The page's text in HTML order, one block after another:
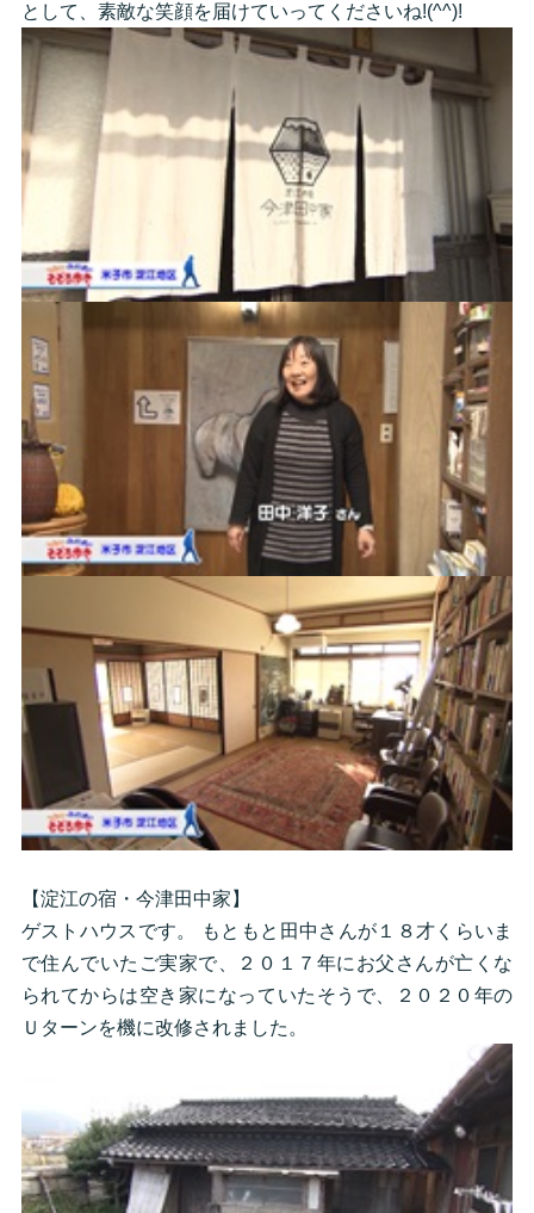
として、素敵な笑顔を届けていってくださいね!(^^)!
【淀江の宿・今津田中家】
ゲストハウスです。 もともと田中さんが１８才くらいま
で住んでいたご実家で、２０１７年にお父さんが亡くな
られてからは空き家になっていたそうで、２０２０年の
Ｕターンを機に改修されました。